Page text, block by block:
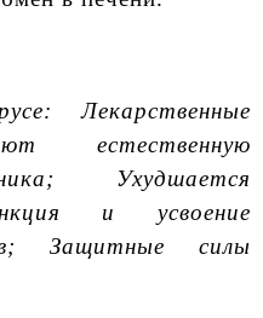
Лекарственные
естественную
Ухудшается
и усвоение
Защитные силы